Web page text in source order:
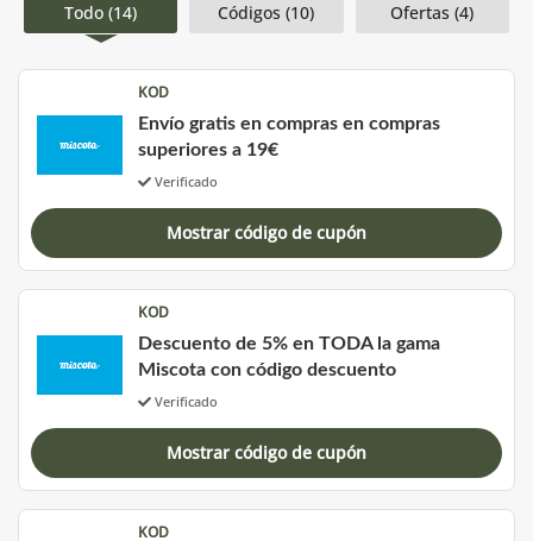
Todo (14) Códigos (10) Ofertas (4)
KOD
Envío gratis en compras en compras
superiores a 19€
Verificado
Mostrar código de cupón
KOD
Descuento de 5% en TODA la gama
Miscota con código descuento
Verificado
Mostrar código de cupón
KOD